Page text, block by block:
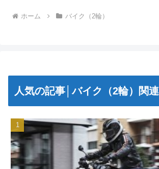
ホーム バイク（2輪）
人気の記事│バイク（2輪）関連